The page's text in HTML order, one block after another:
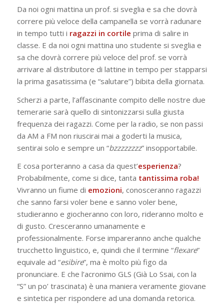
Da noi ogni mattina un prof. si sveglia e sa che dovrà
correre più veloce della campanella se vorrà radunare
in tempo tutti i ragazzi in cortile prima di salire in
classe. E da noi ogni mattina uno studente si sveglia e
sa che dovrà correre più veloce del prof. se vorrà
arrivare al distributore di lattine in tempo per stapparsi
la prima gasatissima (e “salutare”) bibita della giornata.
Scherzi a parte, l’affascinante compito delle nostre due
temerarie sarà quello di sintonizzarsi sulla giusta
frequenza dei ragazzi. Come per la radio, se non passi
da AM a FM non riuscirai mai a goderti la musica,
sentirai solo e sempre un “bzzzzzzzz” insopportabile.
E cosa porteranno a casa da quest’esperienza?
Probabilmente, come si dice, tanta tantissima roba!
Vivranno un fiume di emozioni, conosceranno ragazzi
che sanno farsi voler bene e sanno voler bene,
studieranno e giocheranno con loro, rideranno molto e
di gusto. Cresceranno umanamente e
professionalmente. Forse impareranno anche qualche
trucchetto linguistico, e, quindi che il termine “flexare”
equivale ad “esibire”, ma è molto più figo da
pronunciare. E che l’acronimo GLS (Già Lo Ssai, con la
“S” un po’ trascinata) è una maniera veramente giovane
e sintetica per rispondere ad una domanda retorica.